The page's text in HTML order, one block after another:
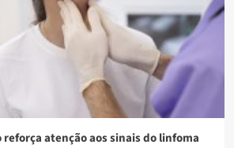
reforça atenção aos sinais do linfoma